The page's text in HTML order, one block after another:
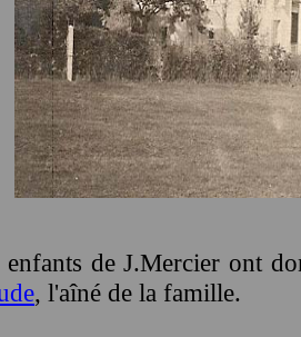
enfants de J.Mercier ont
, l'aîné de la famille.